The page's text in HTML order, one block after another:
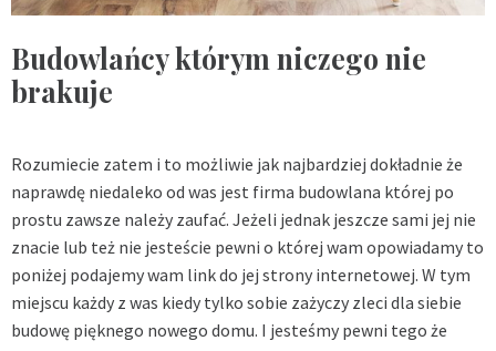
Budowlańcy którym niczego nie
brakuje
Rozumiecie zatem i to możliwie jak najbardziej dokładnie że
naprawdę niedaleko od was jest firma budowlana której po
prostu zawsze należy zaufać. Jeżeli jednak jeszcze sami jej nie
znacie lub też nie jesteście pewni o której wam opowiadamy to
poniżej podajemy wam link do jej strony internetowej. W tym
miejscu każdy z was kiedy tylko sobie zażyczy zleci dla siebie
budowę pięknego nowego domu. I jesteśmy pewni tego że